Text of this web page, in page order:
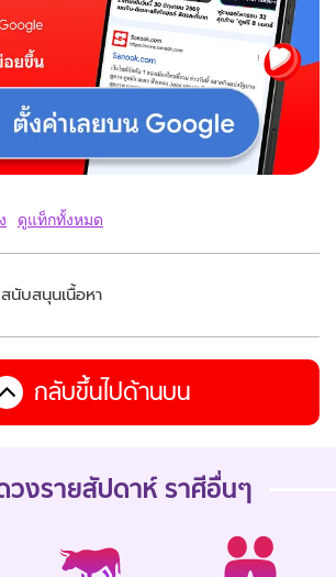
ดูแท็กทั้งหมด
สนับสนุนเนื้อหา
กลับขึ้นไปด้านบน
วงรายสัปดาห์ ราศีอื่นๆ